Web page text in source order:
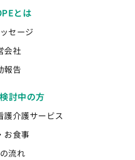
とは
セージ
会社
報告
討中の方
護介護サービス
お食事
流れ